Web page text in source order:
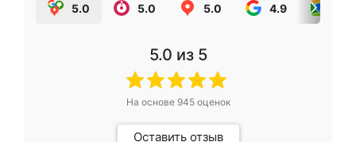
5.0 5.0 5.0 4.9
5.0 из 5
На основе 945оценок
Оставить отзыв